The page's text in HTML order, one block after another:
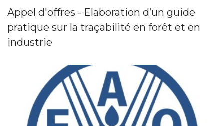
Appel d'offres - Elaboration d’un guide
pratique sur la traçabilité en forêt et en
industrie